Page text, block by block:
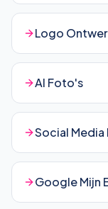
Logo
AI Foto's
Social
Google Mijn